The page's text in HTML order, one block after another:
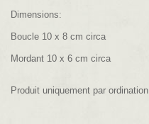
Dimensions:
Boucle 10 x 8 cm circa
Mordant 10 x 6 cm circa
Produit uniquement par ordination